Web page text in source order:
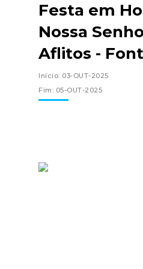
Festa em
Nossa
Aflitos -
Início: 03-OUT-2025
Fim: 05-OUT-2025